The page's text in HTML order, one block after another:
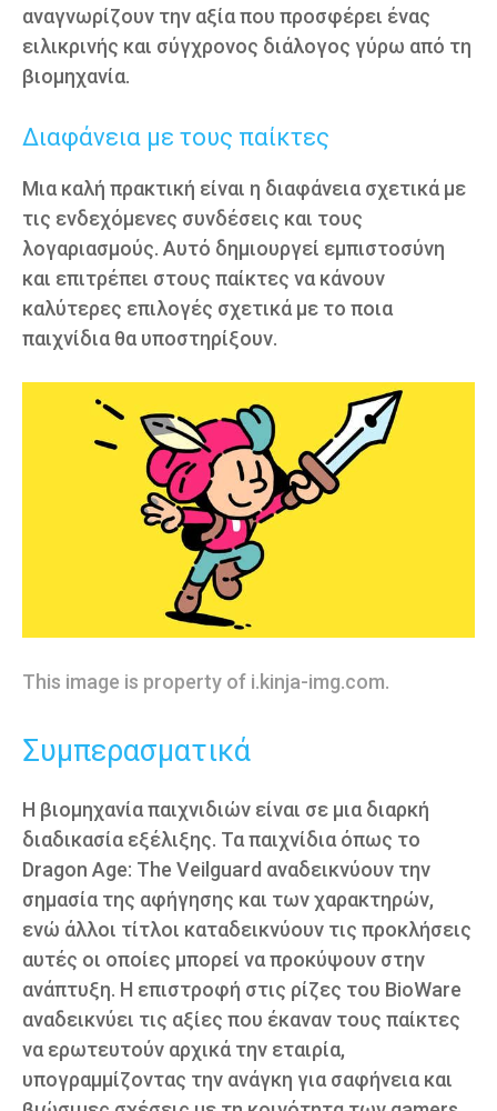
αναγνωρίζουν την αξία που προσφέρει ένας
ειλικρινής και σύγχρονος διάλογος γύρω από τη
βιομηχανία.
Διαφάνεια με τους παίκτες
Μια καλή πρακτική είναι η διαφάνεια σχετικά με
τις ενδεχόμενες συνδέσεις και τους
λογαριασμούς. Αυτό δημιουργεί εμπιστοσύνη
και επιτρέπει στους παίκτες να κάνουν
καλύτερες επιλογές σχετικά με το ποια
παιχνίδια θα υποστηρίξουν.
This image is property of i.kinja-img.com.
Συμπερασματικά
Η βιομηχανία παιχνιδιών είναι σε μια διαρκή
διαδικασία εξέλιξης. Τα παιχνίδια όπως το
Dragon Age: The Veilguard αναδεικνύουν την
σημασία της αφήγησης και των χαρακτηρών,
ενώ άλλοι τίτλοι καταδεικνύουν τις προκλήσεις
αυτές οι οποίες μπορεί να προκύψουν στην
ανάπτυξη. Η επιστροφή στις ρίζες του BioWare
αναδεικνύει τις αξίες που έκαναν τους παίκτες
να ερωτευτούν αρχικά την εταιρία,
υπογραμμίζοντας την ανάγκη για σαφήνεια και